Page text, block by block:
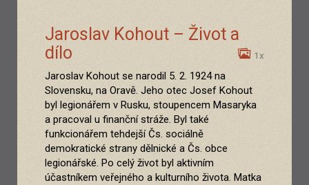
Jaroslav Kohout – Život a
dílo
1x
Jaroslav Kohout se narodil 5. 2. 1924 na
Slovensku, na Oravě. Jeho otec Josef Kohout
byl legionářem v Rusku, stoupencem Masaryka
a pracoval u finanční stráže. Byl také
funkcionářem tehdejší Čs. sociálně
demokratické strany dělnické a Čs. obce
legionářské. Po celý život byl aktivním
účastníkem veřejného a kulturního života. Matka